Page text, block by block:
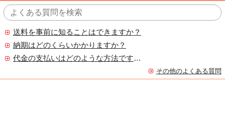
送料を事前に知ることはできますか？
納期はどのくらいかかりますか？
代金の支払いはどのような方法ですか？
その他のよくある質問